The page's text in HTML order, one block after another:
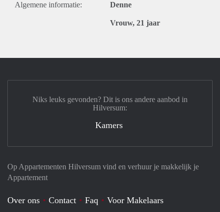
Algemene informatie: Denne
Vrouw, 21 jaar
Op Appartementen Hilversum vind en verhuur je makkelijk je
Appartement
Over ons Contact Faq Voor Makelaars
Niks leuks gevonden? Dit is ons andere aanbod in
Hilversum:
Kamers